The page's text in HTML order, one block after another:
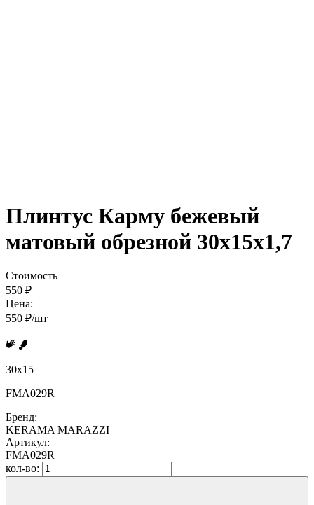
Плинтус Карму бежевый
матовый обрезной 30x15x1,7
Стоимость
550 ₽
Цена:
550 ₽/шт
30x15
FMA029R
Бренд:
KERAMA MARAZZI
Артикул:
FMA029R
кол-во: